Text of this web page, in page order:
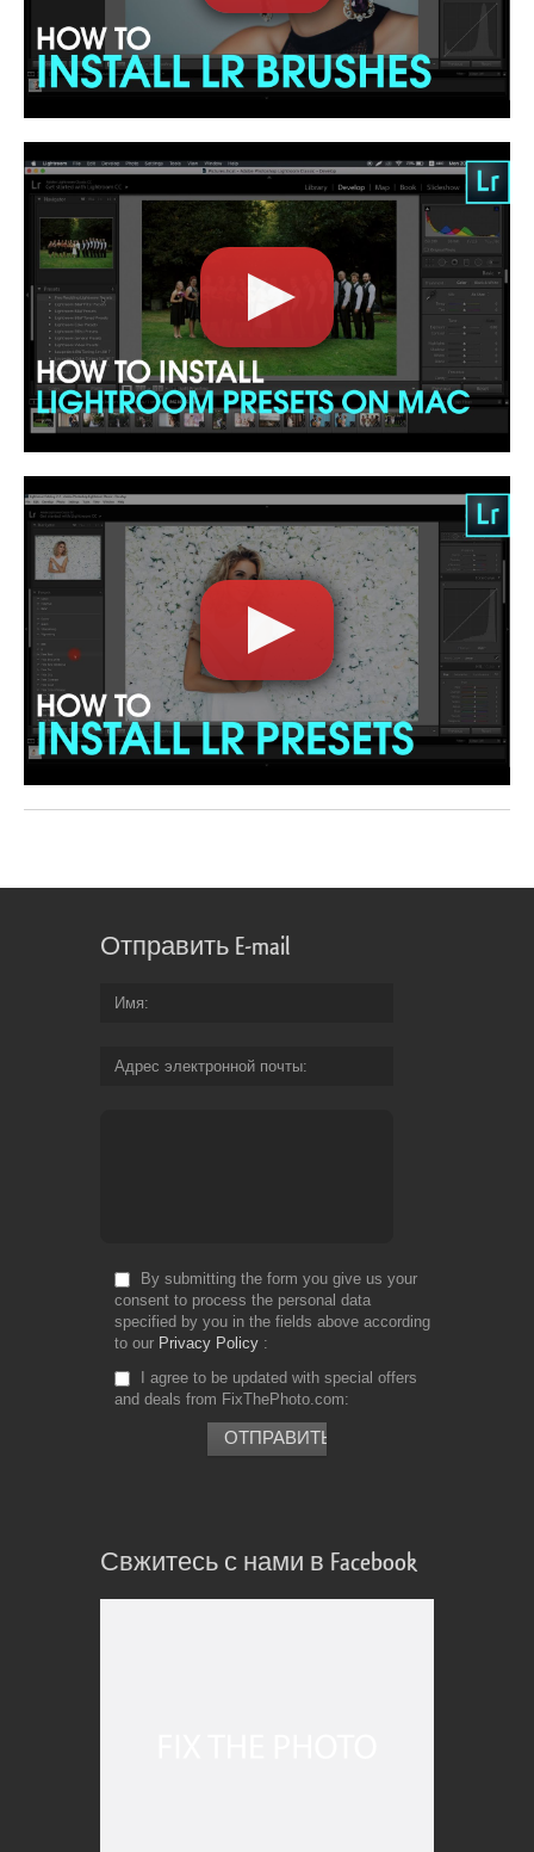
Отправить E-mail
Имя
Адрес электронной почты
By submitting the form you give us your
consent to process the personal data
specified by you in the fields above according
to our Privacy Policy
I agree to be updated with special offers
and deals from FixThePhoto.com
Свжитесь с нами в Facebook